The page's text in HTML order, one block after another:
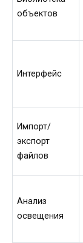
объектов
Интерфейс
Импорт/
экспорт
файлов
Анализ
освещения